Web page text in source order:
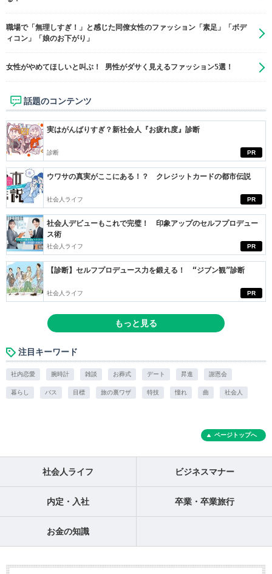
職場で「無理しすぎ！」と感じた同僚女性のファッション「素足」「ボデ
ィコン」「娘のお下がり」
女性がやめてほしいと叫ぶ！ 男性がダサく見えるファッション5選！
話題のコンテンツ
PR
実はがんばりすぎ？新社会人『お疲れ度』診断
診断
PR
ウワサの真実がここにある！？ クレジットカードの都市伝説
社会人ライフ
PR
社会人デビューもこれで完璧！ 印象アップのセルフプロデュー
ス術
社会人ライフ
PR
【診断】セルフプロデュース力を鍛える！ “ジブン観”診断
社会人ライフ
もっと見る
注目キーワード
社内恋愛 腕時計 雑談 お葬式 デート 昇進 謝恩会
暮らし バス 目標 旅の裏ワザ 特技 憧れ 曲 社会人
ページトップへ
社会人ライフ ビジネスマナー
内定・入社 卒業・卒業旅行
お金の知識